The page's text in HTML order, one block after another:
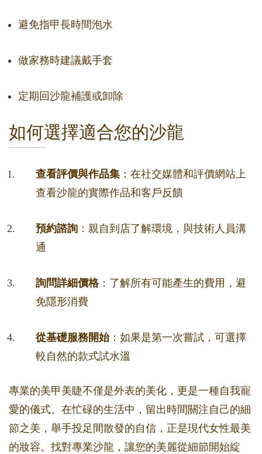
避免指甲長時間泡水
做家務時建議戴手套
定期回沙龍補護或卸除
如何選擇適合您的沙龍
查看評價與作品集 ：在社交媒體和評價網站上
查看沙龍的實際作品和客戶反饋
預約諮詢 ：親自到店了解環境，與技術人員溝
通
詢問詳細價格：了解所有可能產生的費用，避
免隱形消費
從基礎服務開始：如果是第一次嘗試，可選擇
較自然的款式試水溫
專業的美甲美睫不僅是外表的美化，更是一種自我寵
愛的儀式。在忙碌的生活中，留出時間關注自己的細
節之美，舉手投足間散發的自信，正是現代女性最美
的妝容。找對專業沙龍，讓您的美麗從細節開始綻